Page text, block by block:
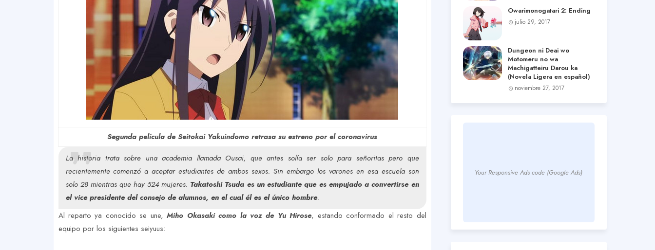
Segunda película de Seitokai Yakuindomo retrasa su estreno por el coronavirus
La historia trata sobre una academia llamada Ousai, que antes solía ser solo para señoritas pero que
recientemente comenzó a aceptar estudiantes de ambos sexos. Sin embargo los varones en esa escuela son
solo 28 mientras que hay 524 mujeres. Takatoshi Tsuda es un estudiante que es empujado a convertirse en
el vice presidente del consejo de alumnos, en el cual él es el único hombre.
Al reparto ya conocido se une,Miho Okasaki como la voz de Yu Hirose, estando conformado el resto del
equipo por los siguientes seiyuus:
Owarimonogatari 2: Ending
julio 29, 2017
Dungeon ni Deai wo
Motomeru no wa
Machigatteiru Darou ka
(Novela Ligera en español)
noviembre 27, 2017
Your Responsive Ads code (Google Ads)